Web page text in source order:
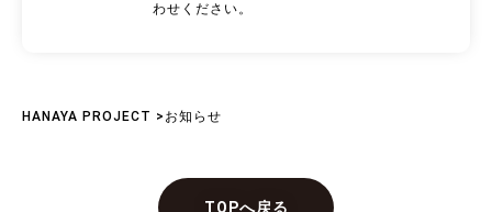
わせください。
HANAYA PROJECT > お知らせ
TOPへ戻る